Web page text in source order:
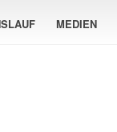
MEDIEN